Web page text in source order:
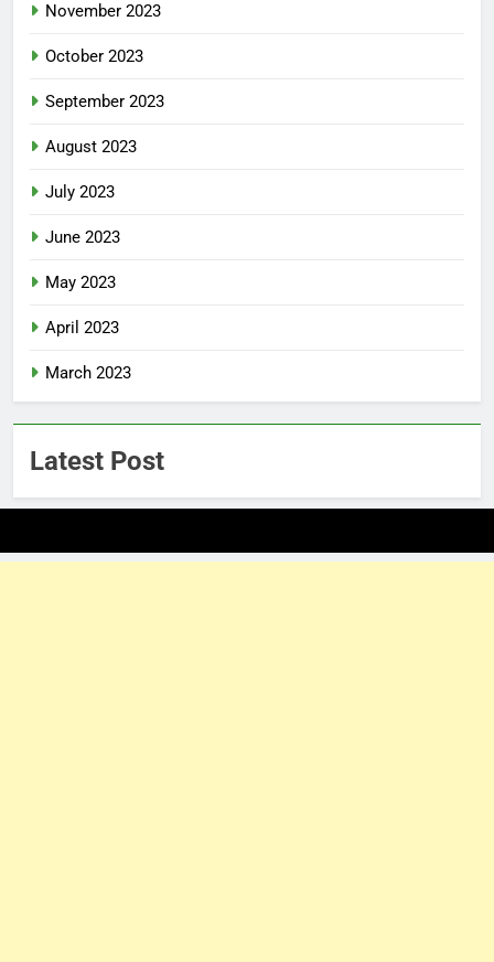
November 2023
October 2023
September 2023
August 2023
July 2023
June 2023
May 2023
April 2023
March 2023
Latest Post